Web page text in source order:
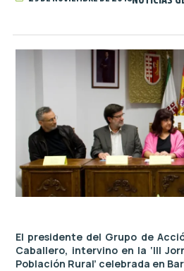
El presidente del Grupo de
Caballero, intervino en la ‘III
Población Rural’ celebrada en